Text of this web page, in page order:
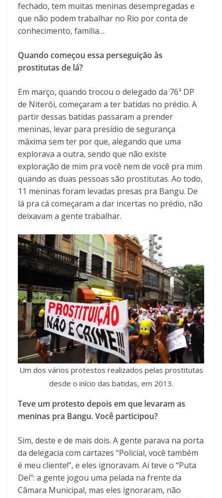
fechado, tem muitas meninas desempregadas e
que não podem trabalhar no Rio por conta de
conhecimento, família…
Quando começou essa perseguição às
prostitutas de lá?
Em março, quando trocou o delegado da 76ª DP
de Niterói, começaram a ter batidas no prédio. A
partir dessas batidas passaram a prender
meninas, levar para presídio de segurança
máxima sem ter por que, alegando que uma
explorava a outra, sendo que não existe
exploração de mim pra você nem de você pra mim
quando as duas pessoas são prostitutas. Ao todo,
11 meninas foram levadas presas pra Bangu. De
lá pra cá começaram a dar incertas no prédio, não
deixavam a gente trabalhar.
Um dos vários protestos realizados pelas prostitutas
desde o início das batidas, em 2013.
Teve um protesto depois em que levaram as
meninas pra Bangu. Você participou?
Sim, deste e de mais dois. A gente parava na porta
da delegacia com cartazes “Policial, você também
é meu cliente!”, e eles ignoravam. Ai teve o “Puta
Dei”: a gente jogou uma pelada na frente da
Câmara Municipal, mas eles ignoraram, não